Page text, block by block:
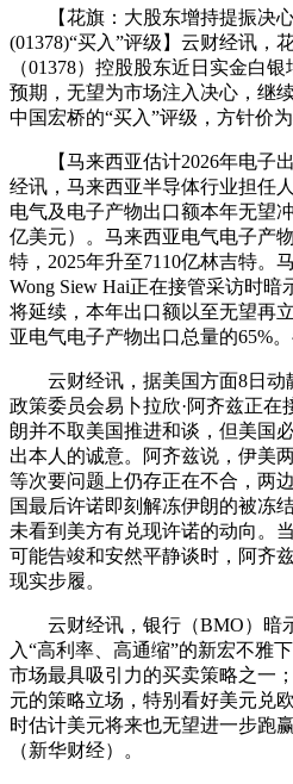
【花旗：大股东增持提振决心
(01378)“买入”评级】云财经讯，
（01378）控股股东近日实金白
预期，无望为市场注入决心，继
中国宏桥的“买入”评级，方针价为
【马来西亚估计2026年电子出
经讯，马来西亚半导体行业担任
电气及电子产物出口额本年无望
亿美元）。马来西亚电气电子产
特，2025年升至7110亿林吉特。
Wong Siew Hai正在接管采访时
将延续，本年出口额以至无望再
亚电气电子产物出口总量的65%。
云财经讯，据美国方面8日动
政策委员会易卜拉欣·阿齐兹正在
朗并不取美国推进和谈，但美国
出本人的诚意。阿齐兹说，伊美
等次要问题上仍存正在不合，两
国最后许诺即刻解冻伊朗的被冻
未看到美方有兑现许诺的动向。
可能告竣和安然平静谈时，阿齐
现实步履。
云财经讯，银行（BMO）暗
入“高利率、高通缩”的新宏不雅
市场最具吸引力的买卖策略之一
元的策略立场，特别看好美元兑
时估计美元将来也无望进一步跑
（新华财经）。